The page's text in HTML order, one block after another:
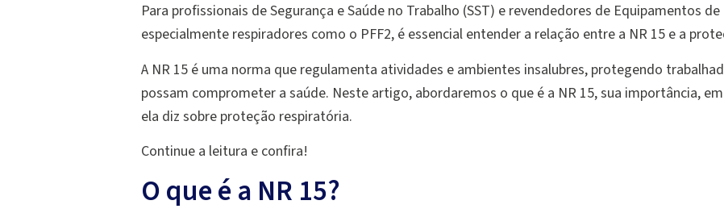
Para profissionais de Segurança e Saúde no Trabalho (SST) e revendedores de Equipamentos
especialmente respiradores como o PFF2, é essencial entender a relação entre a NR 15 e a
A NR 15 é uma norma que regulamenta atividades e ambientes insalubres, protegendo
possam comprometer a saúde. Neste artigo, abordaremos o que é a NR 15, sua importância,
ela diz sobre proteção respiratória.
Continue a leitura e confira!
O que é a NR 15?